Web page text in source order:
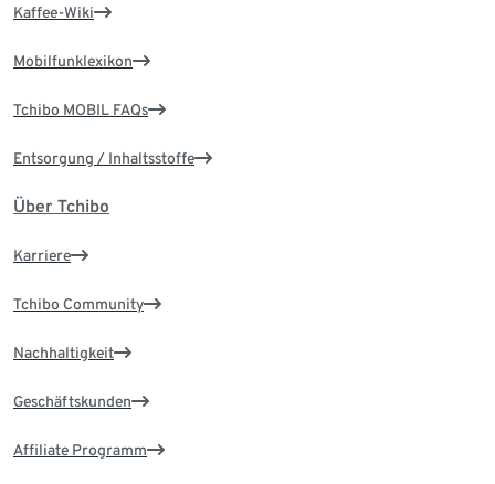
Kaffee-Wiki
Mobilfunklexikon
Tchibo MOBIL FAQs
Entsorgung / Inhaltsstoffe
Über Tchibo
Karriere
Tchibo Community
Nachhaltigkeit
Geschäftskunden
Affiliate Programm